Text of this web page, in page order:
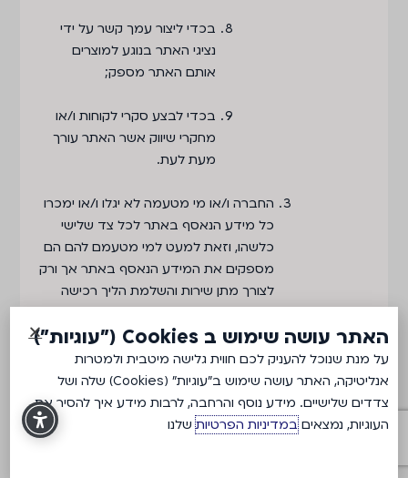
בכדי ליצור עמך קשר על ידי
נציגי האתר בנוגע למוצרים
אותם האתר מספק;
בכדי לבצע סקרי לקוחות ו/או
מחקרי שיווק אשר האתר עורך
מעת לעת.
החברה ו/או מי מטעמה לא יגלו ו/או ימכרו
כל מידע הנאסף באתר לכל צד שלישי
כלשהו, וזאת למעט למי מטעמם להם הם
מספקים את המידע הנאסף באתר אך ורק
לצורך מתן שירות והשלמת הליך רכישה
להגנה מלאה על סודיות המידע הנאסף
באתר.
יחד עם זאת, החברה ו/או מי מטעמה יהיו
רשאים להעביר מידע הנאסף באתר
האתר עושה שימוש ב Cookies ("עוגיות")
על מנת שנוכל להעניק לכם חווית גלישה מיטבית ולמטרות
אנליטיקה, האתר עושה שימוש ב"עוגיות" (Cookies) שלה ושל
צדדים שלישיים. מידע נוסף והרחבה, לרבות מידע איך להסיר את
העוגיות, נמצאיםבמדיניות הפרטיותשלנו